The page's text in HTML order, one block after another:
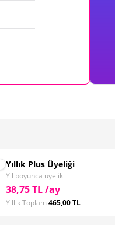
Yıllık Plus Üyeliği
Yıl boyunca üyelik
38,75 TL /ay
Yıllık Toplam 465,00 TL